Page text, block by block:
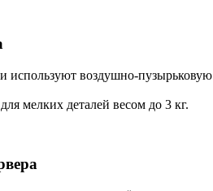
воздушно-
мелких деталей весом до 3 кг.